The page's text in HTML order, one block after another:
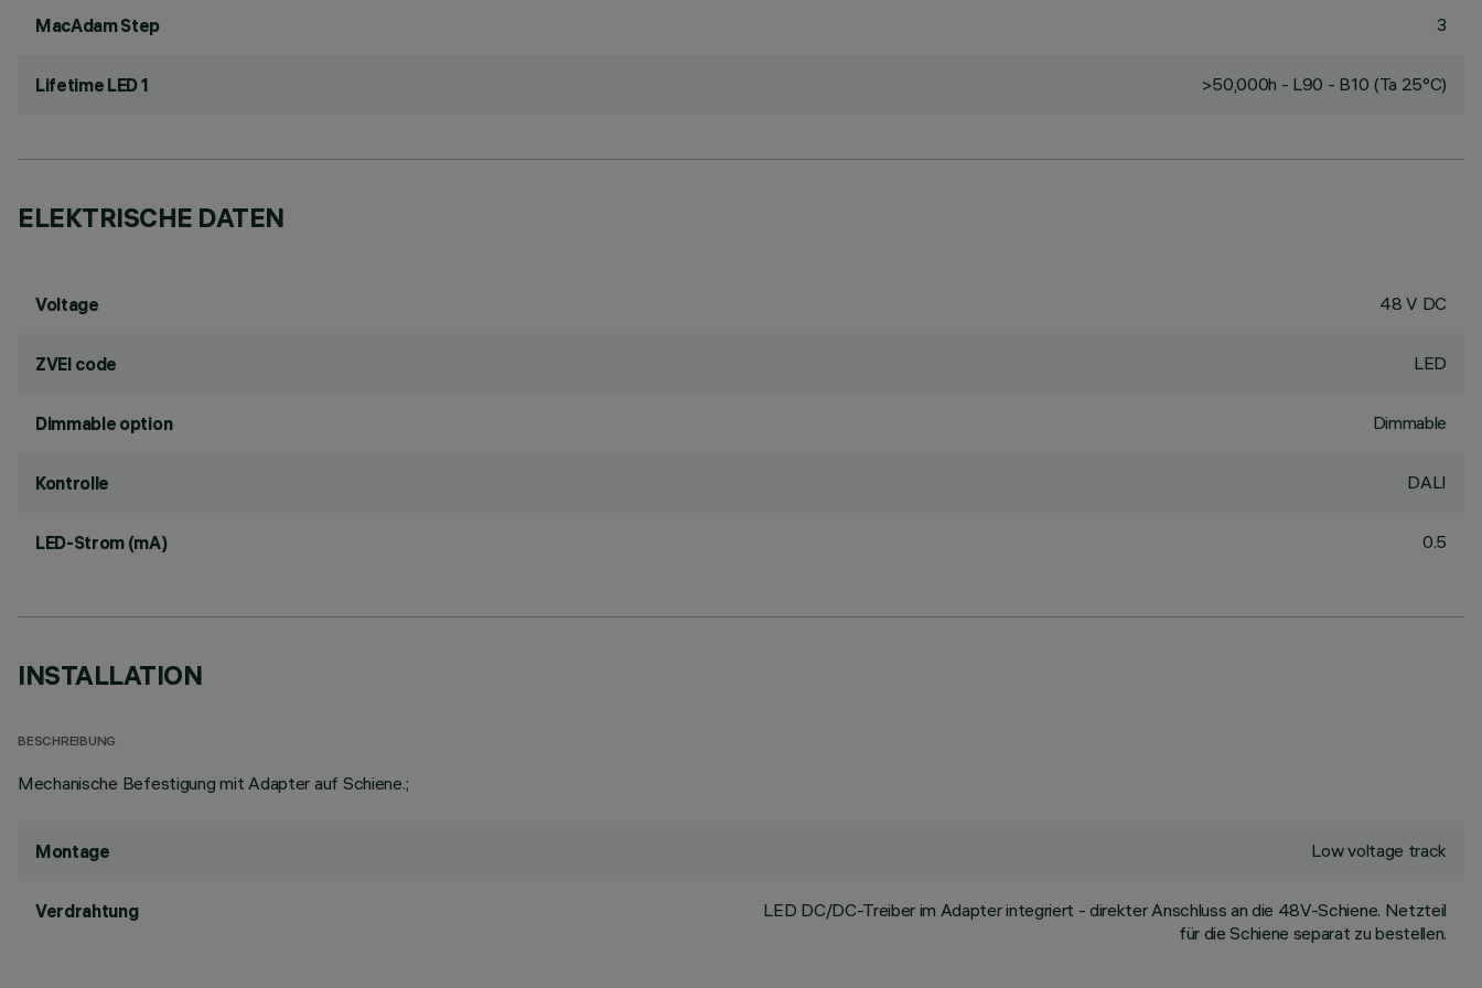
MacAdam Step 3
Lifetime LED 1 >50,000h - L90 - B10 (Ta 25°C)
ELEKTRISCHE DATEN
Voltage 48 V DC
ZVEI code LED
Dimmable option Dimmable
Kontrolle DALI
LED-Strom (mA) 0.5
INSTALLATION
BESCHREIBUNG
Mechanische Befestigung mit Adapter auf Schiene.;
Montage Low voltage track
Verdrahtung
LED DC/DC-Treiber im Adapter integriert - direkter Anschluss an die 48V-Schiene. Netzteil
für die Schiene separat zu bestellen.